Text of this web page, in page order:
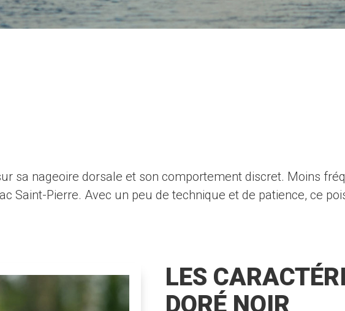
sa nageoire dorsale et son comportement discret. Moins
Saint-Pierre. Avec un peu de technique et de patience, ce
LES
DORÉ NOIR